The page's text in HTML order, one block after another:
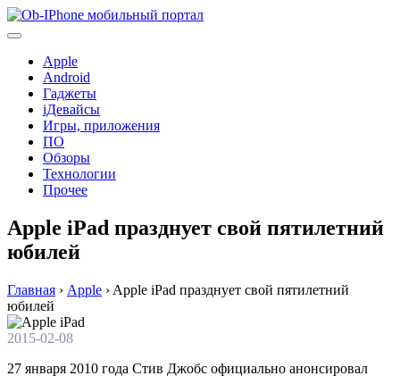
Перейти
к
Apple
Android
Гаджеты
iДевайсы
Игры, приложения
ПО
Обзоры
Технологии
Прочее
Apple iPad празднует свой пятилетний
юбилей
Главная › Apple › Apple iPad празднует свой пятилетний
юбилей
2015-02-08
27 января 2010 года Стив Джобс официально анонсировал